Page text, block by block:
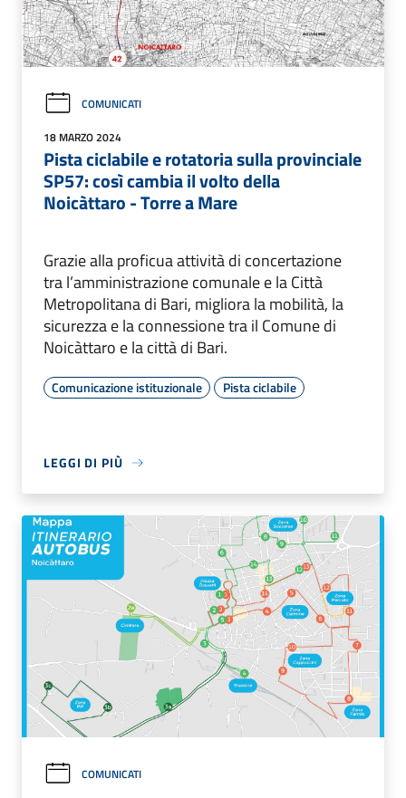
COMUNICATI
18 MARZO 2024
Pista ciclabile e rotatoria sulla provinciale
SP57: così cambia il volto della
Noicàttaro - Torre a Mare
Grazie alla proficua attività di concertazione
tra l’amministrazione comunale e la Città
Metropolitana di Bari, migliora la mobilità, la
sicurezza e la connessione tra il Comune di
Noicàttaro e la città di Bari.
Comunicazione istituzionale Pista ciclabile
LEGGI DI PIÙ
COMUNICATI